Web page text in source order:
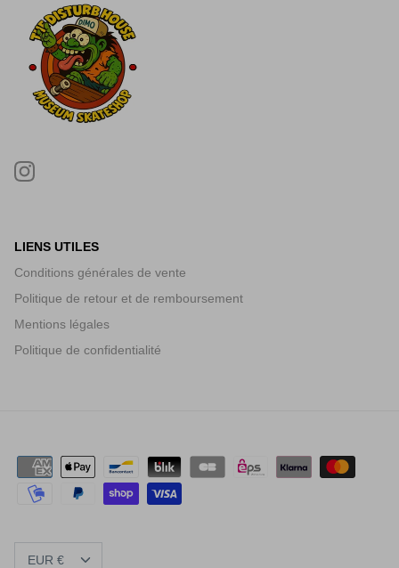
LIENS UTILES
Conditions générales de vente
Politique de retour et de remboursement
Mentions légales
Politique de confidentialité
EUR €